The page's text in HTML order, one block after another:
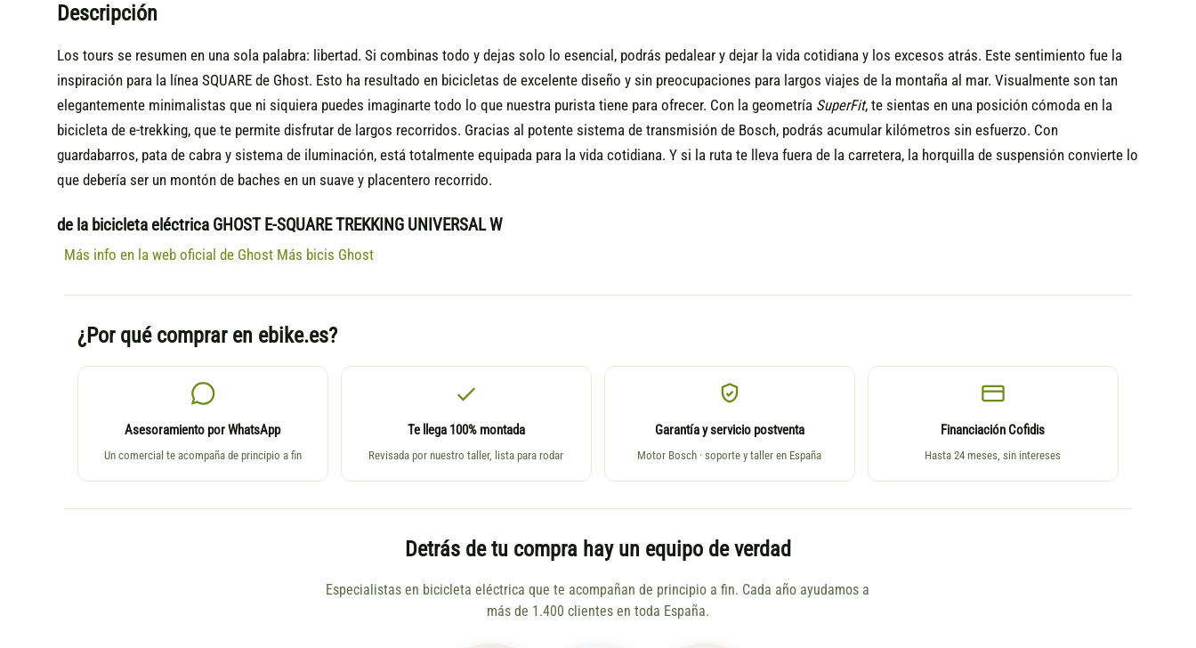
Descripción
Los tours se resumen en una sola palabra: libertad. Si combinas todo y dejas solo lo esencial, podrás pedalear y dejar la vida cotidiana y los excesos atrás. Este sentimiento fue la
inspiración para la línea SQUARE de Ghost. Esto ha resultado en bicicletas de excelente diseño y sin preocupaciones para largos viajes de la montaña al mar. Visualmente son tan
elegantemente minimalistas que ni siquiera puedes imaginarte todo lo que nuestra purista tiene para ofrecer. Con la geometría SuperFit, te sientas en una posición cómoda en la
bicicleta de e-trekking, que te permite disfrutar de largos recorridos. Gracias al potente sistema de transmisión de Bosch, podrás acumular kilómetros sin esfuerzo. Con
guardabarros, pata de cabra y sistema de iluminación, está totalmente equipada para la vida cotidiana. Y si la ruta te lleva fuera de la carretera, la horquilla de suspensión convierte lo
que debería ser un montón de baches en un suave y placentero recorrido.
de la bicicleta eléctrica GHOST E-SQUARE TREKKING UNIVERSAL W
Más info en la web oficial de Ghost Más bicis Ghost
¿Por qué comprar en ebike.es?
Asesoramiento por WhatsApp
Un comercial te acompaña de principio a fin
Te llega 100% montada
Revisada por nuestro taller, lista para rodar
Garantía y servicio postventa
Motor Bosch · soporte y taller en España
Financiación Cofidis
Hasta 24 meses, sin intereses
Detrás de tu compra hay un equipo de verdad
Especialistas en bicicleta eléctrica que te acompañan de principio a fin. Cada año ayudamos a
más de 1.400 clientes en toda España.